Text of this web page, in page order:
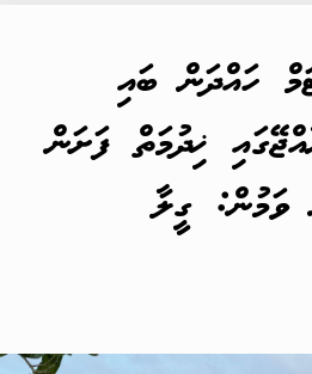
ހައްދަން ބައި
ޚިދުމަތް ފަށަން
ވަމުން: ގީލާ